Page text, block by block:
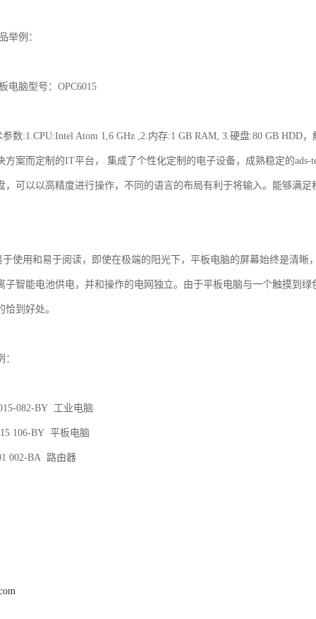
举例：
电脑型号：OPC6015
:1.CPU:Intel Atom 1,6 GHz ,2.内存:1 GB RAM, 3.硬盘:80 GB HDD，
方案而定制的IT平台， 集成了个性化定制的电子设备，成熟稳定的ads-
，可以以高精度进行操作，不同的语言的布局有利于将输入。能够满
用和易于阅读，即使在极端的阳光下，平板电脑的屏幕始终是清晰
子智能电池供电，并和操作的电网独立。由于平板电脑与一个触摸到
恰到好处。
082-BY 工业电脑
106-BY 平板电脑
002-BA 路由器